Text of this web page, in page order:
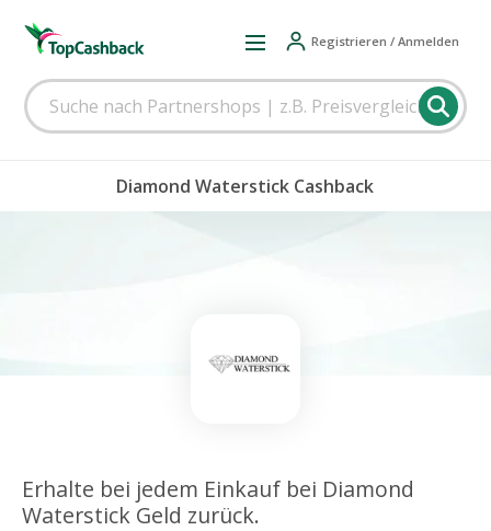
Registrieren / Anmelden
Diamond Waterstick Cashback
Erhalte bei jedem Einkauf bei Diamond
Waterstick Geld zurück.